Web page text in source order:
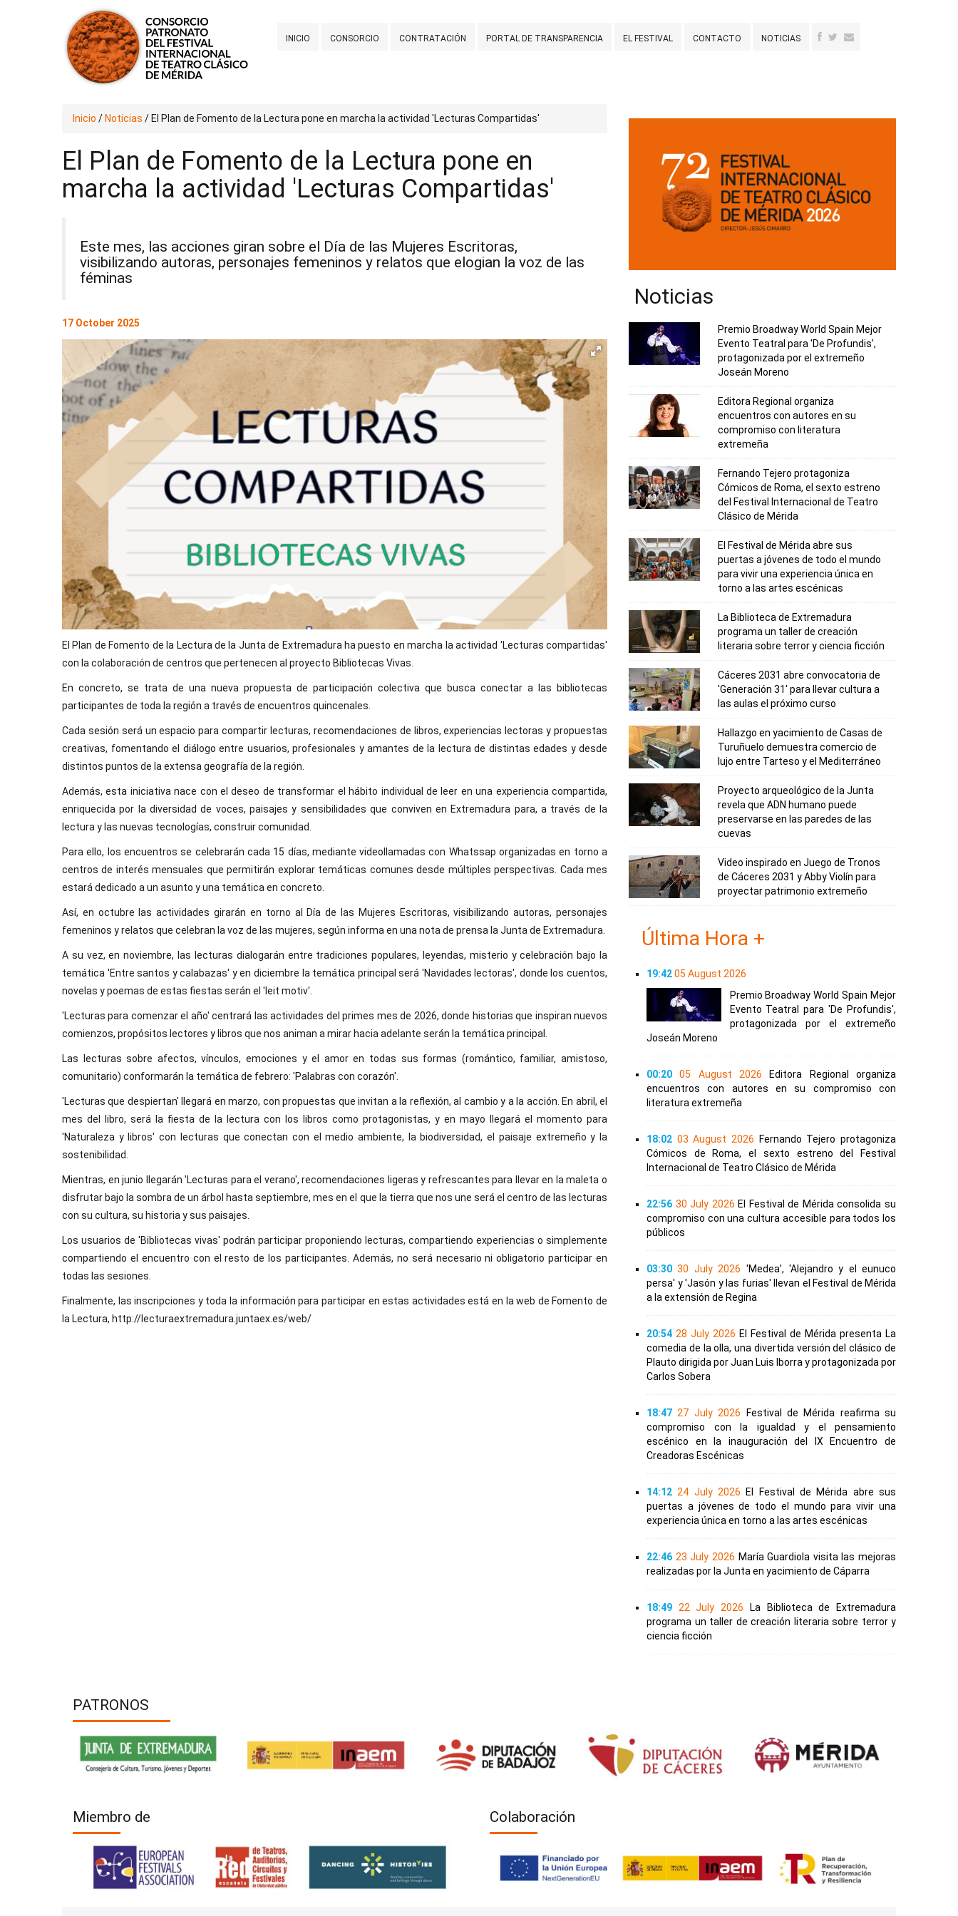
INICIO CONSORCIO CONTRATACIÓN PORTAL DE TRANSPARENCIA EL FESTIVAL CONTACTO NOTICIAS
Inicio / Noticias / El Plan de Fomento de la Lectura pone en marcha la actividad 'Lecturas Compartidas'
El Plan de Fomento de la Lectura pone en
marcha la actividad 'Lecturas Compartidas'
Este mes, las acciones giran sobre el Día de las Mujeres Escritoras,
visibilizando autoras, personajes femeninos y relatos que elogian la voz de las
féminas
17 October 2025
El Plan de Fomento de la Lectura de la Junta de Extremadura ha puesto en marcha la actividad 'Lecturas compartidas'
con la colaboración de centros que pertenecen al proyecto Bibliotecas Vivas.
En concreto, se trata de una nueva propuesta de participación colectiva que busca conectar a las bibliotecas
participantes de toda la región a través de encuentros quincenales.
Cada sesión será un espacio para compartir lecturas, recomendaciones de libros, experiencias lectoras y propuestas
creativas, fomentando el diálogo entre usuarios, profesionales y amantes de la lectura de distintas edades y desde
distintos puntos de la extensa geografía de la región.
Además, esta iniciativa nace con el deseo de transformar el hábito individual de leer en una experiencia compartida,
enriquecida por la diversidad de voces, paisajes y sensibilidades que conviven en Extremadura para, a través de la
lectura y las nuevas tecnologías, construir comunidad.
Para ello, los encuentros se celebrarán cada 15 días, mediante videollamadas con Whatssap organizadas en torno a
centros de interés mensuales que permitirán explorar temáticas comunes desde múltiples perspectivas. Cada mes
estará dedicado a un asunto y una temática en concreto.
Así, en octubre las actividades girarán en torno al Día de las Mujeres Escritoras, visibilizando autoras, personajes
femeninos y relatos que celebran la voz de las mujeres, según informa en una nota de prensa la Junta de Extremadura.
A su vez, en noviembre, las lecturas dialogarán entre tradiciones populares, leyendas, misterio y celebración bajo la
temática 'Entre santos y calabazas' y en diciembre la temática principal será 'Navidades lectoras', donde los cuentos,
novelas y poemas de estas fiestas serán el 'leit motiv'.
'Lecturas para comenzar el año' centrará las actividades del primes mes de 2026, donde historias que inspiran nuevos
comienzos, propósitos lectores y libros que nos animan a mirar hacia adelante serán la temática principal.
Las lecturas sobre afectos, vínculos, emociones y el amor en todas sus formas (romántico, familiar, amistoso,
comunitario) conformarán la temática de febrero: 'Palabras con corazón'.
'Lecturas que despiertan' llegará en marzo, con propuestas que invitan a la reflexión, al cambio y a la acción. En abril, el
mes del libro, será la fiesta de la lectura con los libros como protagonistas, y en mayo llegará el momento para
'Naturaleza y libros' con lecturas que conectan con el medio ambiente, la biodiversidad, el paisaje extremeño y la
sostenibilidad.
Mientras, en junio llegarán 'Lecturas para el verano', recomendaciones ligeras y refrescantes para llevar en la maleta o
disfrutar bajo la sombra de un árbol hasta septiembre, mes en el que la tierra que nos une será el centro de las lecturas
con su cultura, su historia y sus paisajes.
Los usuarios de 'Bibliotecas vivas' podrán participar proponiendo lecturas, compartiendo experiencias o simplemente
compartiendo el encuentro con el resto de los participantes. Además, no será necesario ni obligatorio participar en
todas las sesiones.
Finalmente, las inscripciones y toda la información para participar en estas actividades está en la web de Fomento de
la Lectura, http://lecturaextremadura.juntaex.es/web/
Noticias
Premio Broadway World Spain Mejor
Evento Teatral para 'De Profundis',
protagonizada por el extremeño
Joseán Moreno
Editora Regional organiza
encuentros con autores en su
compromiso con literatura
extremeña
Fernando Tejero protagoniza
Cómicos de Roma, el sexto estreno
del Festival Internacional de Teatro
Clásico de Mérida
El Festival de Mérida abre sus
puertas a jóvenes de todo el mundo
para vivir una experiencia única en
torno a las artes escénicas
La Biblioteca de Extremadura
programa un taller de creación
literaria sobre terror y ciencia ficción
Cáceres 2031 abre convocatoria de
'Generación 31' para llevar cultura a
las aulas el próximo curso
Hallazgo en yacimiento de Casas de
Turuñuelo demuestra comercio de
lujo entre Tarteso y el Mediterráneo
Proyecto arqueológico de la Junta
revela que ADN humano puede
preservarse en las paredes de las
cuevas
Video inspirado en Juego de Tronos
de Cáceres 2031 y Abby Violín para
proyectar patrimonio extremeño
Última Hora +
19:4205 August 2026
Premio Broadway World Spain Mejor
Evento Teatral para 'De Profundis',
protagonizada por el extremeño
Joseán Moreno
00:20 05 August 2026
Editora Regional organiza
encuentros con autores en su compromiso con
literatura extremeña
18:02 03 August 2026
Fernando Tejero protagoniza
Cómicos de Roma, el sexto estreno del Festival
Internacional de Teatro Clásico de Mérida
22:56 30 July 2026 El Festival de Mérida consolida su
compromiso con una cultura accesible para todos los
públicos
03:30 30 July 2026 'Medea', 'Alejandro y el eunuco
persa' y 'Jasón y las furias' llevan el Festival de Mérida
a la extensión de Regina
20:54 28 July 2026 El Festival de Mérida presenta La
comedia de la olla, una divertida versión del clásico de
Plauto dirigida por Juan Luis Iborra y protagonizada por
Carlos Sobera
18:47 27 July 2026
Festival de Mérida reafirma su
compromiso con la igualdad y el pensamiento
escénico en la inauguración del IX Encuentro de
Creadoras Escénicas
14:12 24 July 2026
El Festival de Mérida abre sus
puertas a jóvenes de todo el mundo para vivir una
experiencia única en torno a las artes escénicas
22:46 23 July 2026 María Guardiola visita las mejoras
realizadas por la Junta en yacimiento de Cáparra
18:49 22 July 2026
La Biblioteca de Extremadura
programa un taller de creación literaria sobre terror y
ciencia ficción
PATRONOS
Miembro de Colaboración